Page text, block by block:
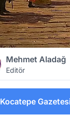
Mehmet Aladağ
Editör
Kocatepe